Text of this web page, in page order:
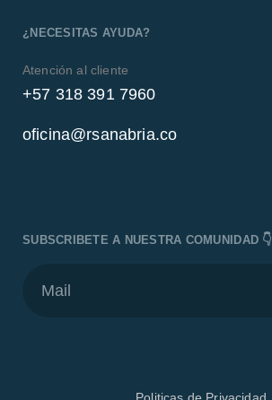
¿NECESITAS AYUDA?
Atención al cliente
+57 318 391 7960
oficina@rsanabria.co
SUBSCRIBETE A NUESTRA COMUNIDAD 👇